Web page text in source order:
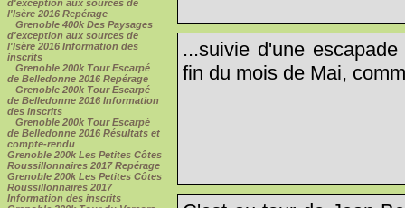
d'exception aux sources de
l'Isère 2016 Repérage
Grenoble 400k Des Paysages
d'exception aux sources de
l'Isère 2016 Information des
inscrits
Grenoble 200k Tour Escarpé
de Belledonne 2016 Repérage
Grenoble 200k Tour Escarpé
de Belledonne 2016 Information
des inscrits
Grenoble 200k Tour Escarpé
de Belledonne 2016 Résultats et
compte-rendu
Grenoble 200k Les Petites Côtes
Roussillonnaires 2017 Repérage
Grenoble 200k Les Petites Côtes
Roussillonnaires 2017
Information des inscrits
...suivie d'une
fin du mois de Mai,